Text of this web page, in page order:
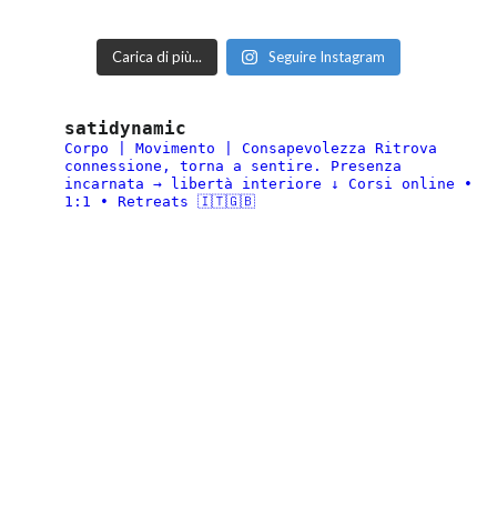
Carica di più... Seguire Instagram
satidynamic
Corpo | Movimento | Consapevolezza Ritrova
connessione, torna a sentire.
Presenza
incarnata → libertà interiore ↓ Corsi online •
1:1 • Retreats 🇮🇹🇬🇧